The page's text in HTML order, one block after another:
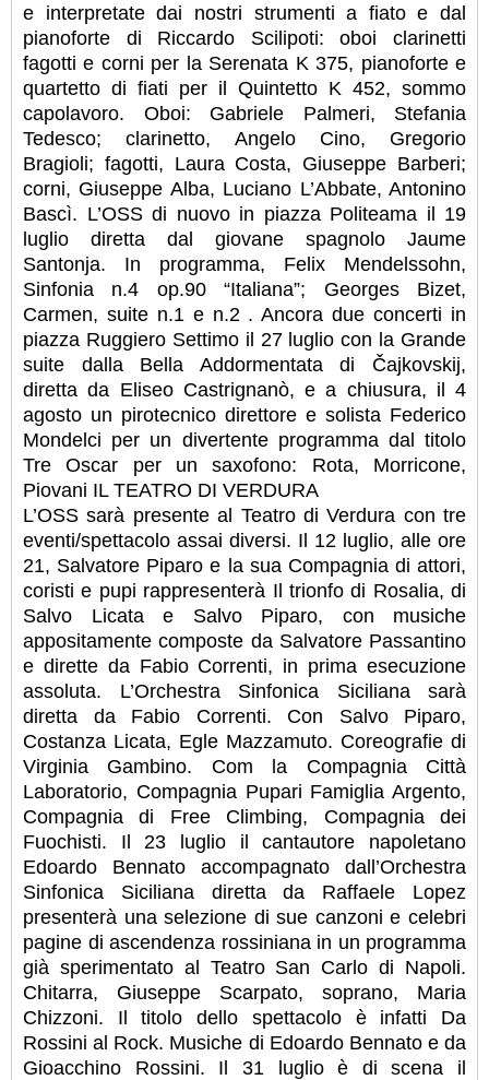
e interpretate dai nostri strumenti a fiato e dal
pianoforte di Riccardo Scilipoti: oboi clarinetti
fagotti e corni per la Serenata K 375, pianoforte e
quartetto di fiati per il Quintetto K 452, sommo
capolavoro. Oboi: Gabriele Palmeri, Stefania
Tedesco; clarinetto, Angelo Cino, Gregorio
Bragioli; fagotti, Laura Costa, Giuseppe Barberi;
corni, Giuseppe Alba, Luciano L’Abbate, Antonino
Bascì. L’OSS di nuovo in piazza Politeama il 19
luglio diretta dal giovane spagnolo Jaume
Santonja. In programma, Felix Mendelssohn,
Sinfonia n.4 op.90 “Italiana”; Georges Bizet,
Carmen, suite n.1 e n.2 . Ancora due concerti in
piazza Ruggiero Settimo il 27 luglio con la Grande
suite dalla Bella Addormentata di Čajkovskij,
diretta da Eliseo Castrignanò, e a chiusura, il 4
agosto un pirotecnico direttore e solista Federico
Mondelci per un divertente programma dal titolo
Tre Oscar per un saxofono: Rota, Morricone,
Piovani IL TEATRO DI VERDURA
L’OSS sarà presente al Teatro di Verdura con tre
eventi/spettacolo assai diversi. Il 12 luglio, alle ore
21, Salvatore Piparo e la sua Compagnia di attori,
coristi e pupi rappresenterà Il trionfo di Rosalia, di
Salvo Licata e Salvo Piparo, con musiche
appositamente composte da Salvatore Passantino
e dirette da Fabio Correnti, in prima esecuzione
assoluta. L’Orchestra Sinfonica Siciliana sarà
diretta da Fabio Correnti. Con Salvo Piparo,
Costanza Licata, Egle Mazzamuto. Coreografie di
Virginia Gambino. Com la Compagnia Città
Laboratorio, Compagnia Pupari Famiglia Argento,
Compagnia di Free Climbing, Compagnia dei
Fuochisti. Il 23 luglio il cantautore napoletano
Edoardo Bennato accompagnato dall’Orchestra
Sinfonica Siciliana diretta da Raffaele Lopez
presenterà una selezione di sue canzoni e celebri
pagine di ascendenza rossiniana in un programma
già sperimentato al Teatro San Carlo di Napoli.
Chitarra, Giuseppe Scarpato, soprano, Maria
Chizzoni. Il titolo dello spettacolo è infatti Da
Rossini al Rock. Musiche di Edoardo Bennato e da
Gioacchino Rossini. Il 31 luglio è di scena il